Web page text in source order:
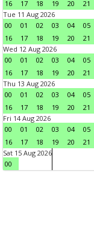
16
17 18 19 20 21
Tue 11 Aug 2026
00
01 02 03 04 05
16
17 18 19 20 21
Wed 12 Aug 2026
00
01 02 03 04 05
16
17 18 19 20 21
Thu 13 Aug 2026
00
01 02 03 04 05
16
17 18 19 20 21
Fri 14 Aug 2026
00
01 02 03 04 05
16
17 18 19 20 21
Sat 15 Aug 2026
00